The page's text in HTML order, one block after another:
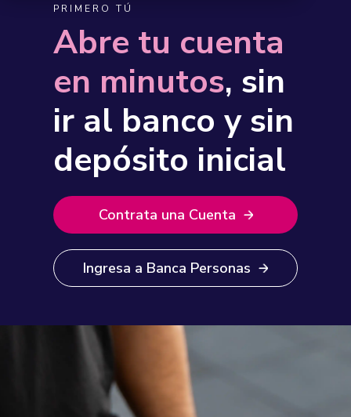
PRIMERO TÚ
Abre tu cuenta
en minutos, sin
ir al banco y sin
depósito inicial
Contrata una Cuenta
Ingresa a Banca Personas